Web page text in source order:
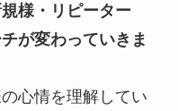
様・リピーター
が変わっていきま
心情を理解してい